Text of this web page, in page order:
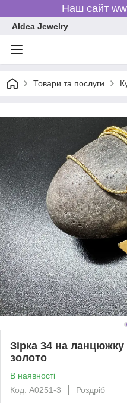
Наш сайт
Aldea Jewelry
Товари та послуги
Зірка 34 на
золото
В наявності
Код: A0251-3
Роздріб